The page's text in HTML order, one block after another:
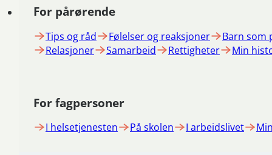
For pårørende
Tips og råd Følelser og reaksjoner
Barn som
Relasjoner
Samarbeid Rettigheter Min
For fagpersoner
I helsetjenesten På skolen I arbeidslivet